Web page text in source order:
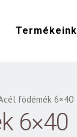
Termékeink
födémék 6×40
6×40